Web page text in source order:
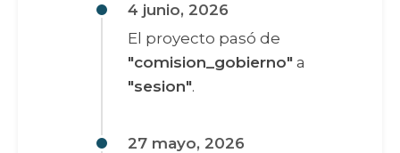
4 junio, 2026
El proyecto pasó de
"comision_gobierno" a
"sesion".
27 mayo, 2026